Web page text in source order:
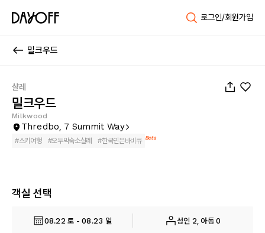
로그인/회원가입
밀크우드
샬레
밀크우드
Milkwood
Thredbo, 7 Summit Way
#스키여행 #오두막숙소샬레 #한국인은바비큐 Beta
객실 선택
08.22 토 - 08.23 일 성인 2, 아동 0